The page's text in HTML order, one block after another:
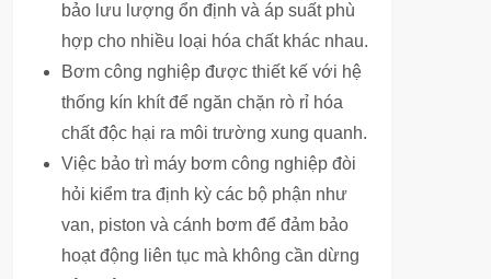
bảo lưu lượng ổn định và áp suất phù
hợp cho nhiều loại hóa chất khác nhau.
Bơm công nghiệp được thiết kế với hệ
thống kín khít để ngăn chặn rò rỉ hóa
chất độc hại ra môi trường xung quanh.
Việc bảo trì máy bơm công nghiệp đòi
hỏi kiểm tra định kỳ các bộ phận như
van, piston và cánh bơm để đảm bảo
hoạt động liên tục mà không cần dừng